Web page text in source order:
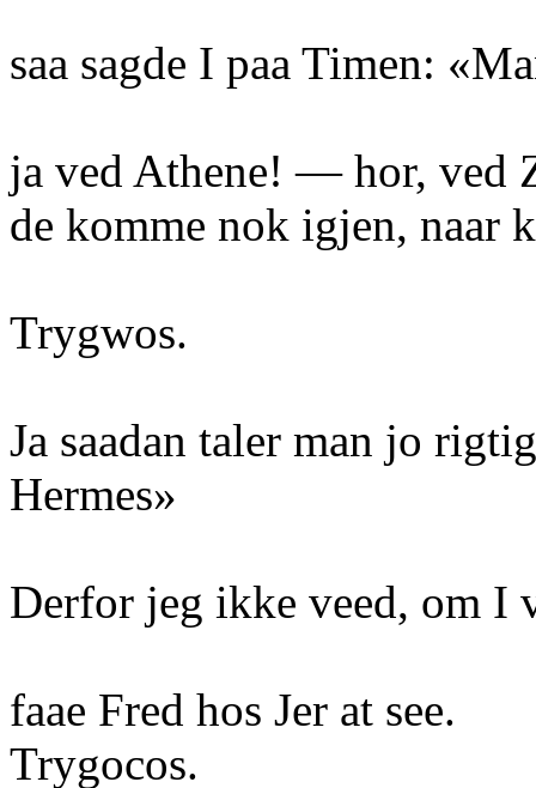
saa sagde I paa Timen:
ja ved Athene! — hor, ved
de komme nok igjen, naar
Trygwos.
Ja saadan taler man jo
Hermes»
Derfor jeg ikke veed, om I
faae Fred hos Jer at see.
Trygocos.